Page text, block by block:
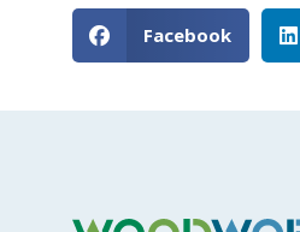
Facebook